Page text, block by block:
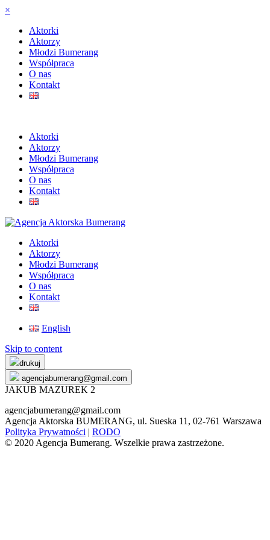
×
Aktorki
Aktorzy
Młodzi Bumerang
Współpraca
O nas
Kontakt
Aktorki
Aktorzy
Młodzi Bumerang
Współpraca
O nas
Kontakt
Aktorki
Aktorzy
Młodzi Bumerang
Współpraca
O nas
Kontakt
English
Skip to content
drukuj
agencjabumerang@gmail.com
JAKUB MAZUREK 2
agencjabumerang@gmail.com
Agencja Aktorska BUMERANG, ul. Sueska 11, 02-761 Warszawa
Polityka Prywatności | RODO
© 2020 Agencja Bumerang. Wszelkie prawa zastrzeżone.